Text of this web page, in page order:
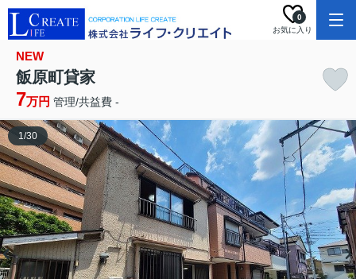
お気に入り
0
NEW
飯原町貸家
7万円 管理/共益費 -
1/30